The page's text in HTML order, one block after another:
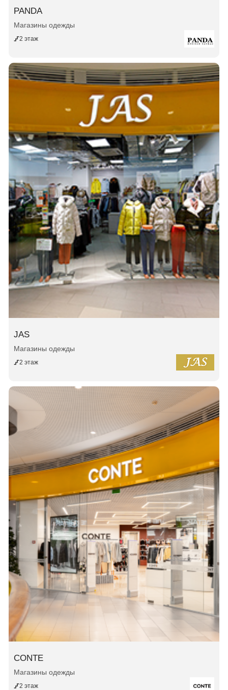
PANDA
Магазины одежды
2 этаж
JAS
Магазины одежды
2 этаж
CONTE
Магазины одежды
2 этаж